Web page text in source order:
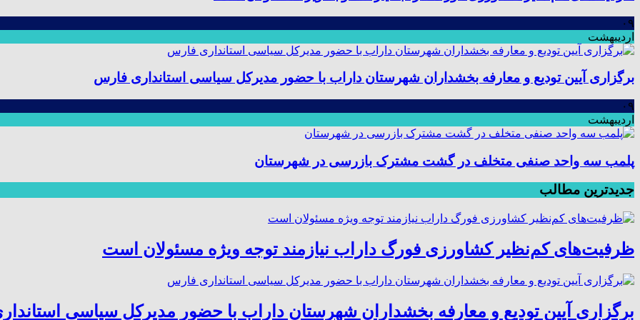
۰۹
اردیبهشت
برگزاری آیین تودیع و معارفه بخشداران شهرستان داراب با حضور مدیرکل سیاسی استانداری فارس
۰۹
اردیبهشت
پلمب سه واحد صنفی متخلف در گشت مشترک بازرسی در شهرستان
جدیدترین مطالب
ظرفیت‌های کم‌نظیر کشاورزی فورگ داراب نیازمند توجه ویژه مسئولان است
برگزاری آیین تودیع و معارفه بخشداران شهرستان داراب با حضور مدیرکل سیاسی